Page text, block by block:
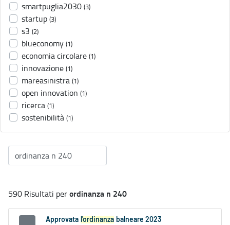
smartpuglia2030 (3)
startup (3)
s3 (2)
blueconomy (1)
economia circolare (1)
innovazione (1)
mareasinistra (1)
open innovation (1)
ricerca (1)
sostenibilità (1)
590 Risultati perordinanza n 240
Approvata l'ordinanza balneare 2023